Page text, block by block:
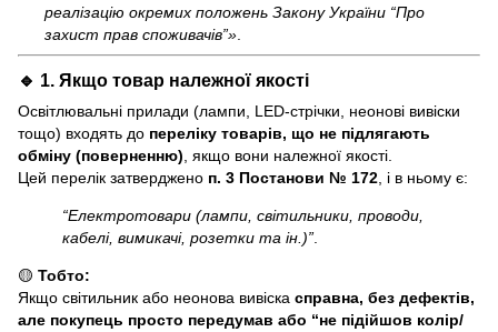
реалізацію окремих положень Закону України “Про
захист прав споживачів”»
🔹 1. Якщо товар належної якості
Освітлювальні прилади (лампи, LED-стрічки, неонові вивіски
тощо) входять до переліку товарів, що не підлягають
обміну (поверненню) , якщо вони належної якості.
Цей перелік затверджено п. 3 Постанови № 172 , і в ньому є:
“Електротовари (лампи, світильники, проводи,
кабелі, вимикачі, розетки та ін.)”
🟡 Тобто:
Якщо світильник або неонова вивіска справна, без дефектів,
але покупець просто передумав або “не підійшов колір/